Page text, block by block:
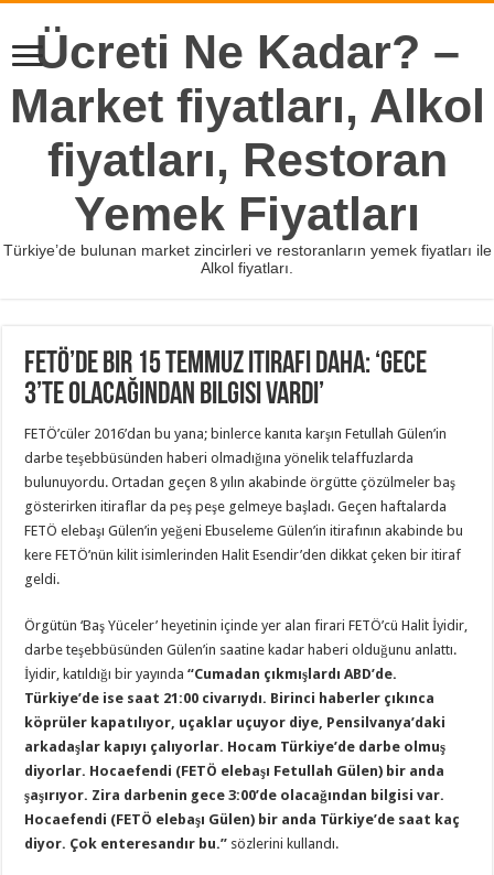
Ücreti Ne Kadar? –
Market fiyatları, Alkol
fiyatları, Restoran
Yemek Fiyatları
Türkiye’de bulunan market zincirleri ve restoranların yemek fiyatları ile
Alkol fiyatları.
FETÖ’de bir 15 Temmuz itirafı daha: ‘Gece
3’te olacağından bilgisi vardı’
FETÖ’cüler 2016’dan bu yana; binlerce kanıta karşın Fetullah Gülen’in
darbe teşebbüsünden haberi olmadığına yönelik telaffuzlarda
bulunuyordu. Ortadan geçen 8 yılın akabinde örgütte çözülmeler baş
gösterirken itiraflar da peş peşe gelmeye başladı. Geçen haftalarda
FETÖ elebaşı Gülen’in yeğeni Ebuseleme Gülen’in itirafının akabinde bu
kere FETÖ’nün kilit isimlerinden Halit Esendir’den dikkat çeken bir itiraf
geldi.
Örgütün ‘Baş Yüceler’ heyetinin içinde yer alan firari FETÖ’cü Halit İyidir,
darbe teşebbüsünden Gülen’in saatine kadar haberi olduğunu anlattı.
İyidir, katıldığı bir yayında“Cumadan çıkmışlardı ABD’de.
Türkiye’de ise saat 21:00 civarıydı. Birinci haberler çıkınca
köprüler kapatılıyor, uçaklar uçuyor diye, Pensilvanya’daki
arkadaşlar kapıyı çalıyorlar. Hocam Türkiye’de darbe olmuş
diyorlar. Hocaefendi (FETÖ elebaşı Fetullah Gülen) bir anda
şaşırıyor. Zira darbenin gece 3:00’de olacağından bilgisi var.
Hocaefendi (FETÖ elebaşı Gülen) bir anda Türkiye’de saat kaç
diyor. Çok enteresandır bu.” sözlerini kullandı.